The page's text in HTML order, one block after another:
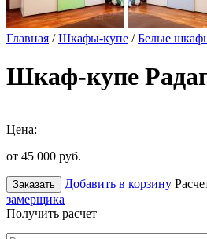
Главная /Шкафы-купе /Белые
Шкаф-купе
Цена:
от 45 000 руб.
Заказать Добавить в корзину
замерщика
Получить расчет